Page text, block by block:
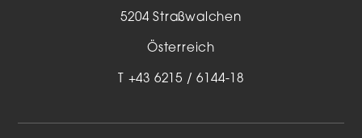
5204 Straßwalchen
Österreich
+43 6215 / 6144-18